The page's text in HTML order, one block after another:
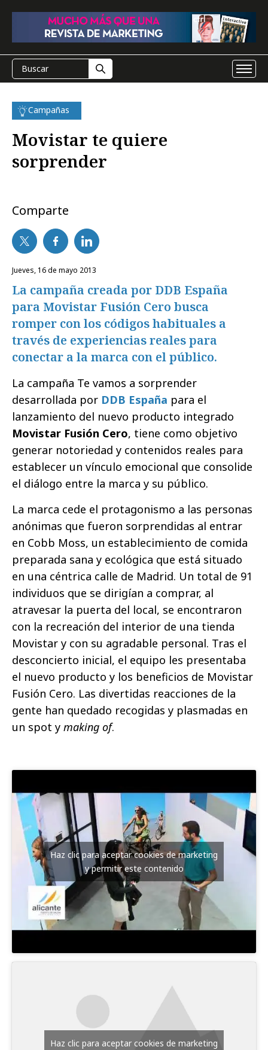
Campañas
Movistar te quiere
sorprender
Comparte
jueves, 16 de mayo 2013
La campaña creada por DDB España
para Movistar Fusión Cero busca
romper con los códigos habituales a
través de experiencias reales para
conectar a la marca con el público.
La campaña Te vamos a sorprender
desarrollada por DDB España para el
lanzamiento del nuevo producto integrado
Movistar Fusión Cero, tiene como objetivo
generar notoriedad y contenidos reales para
establecer un vínculo emocional que consolide
el diálogo entre la marca y su público.
La marca cede el protagonismo a las personas
anónimas que fueron sorprendidas al entrar
en Cobb Moss, un establecimiento de comida
preparada sana y ecológica que está situado
en una céntrica calle de Madrid. Un total de 91
individuos que se dirigían a comprar, al
atravesar la puerta del local, se encontraron
con la recreación del interior de una tienda
Movistar y con su agradable personal. Tras el
desconcierto inicial, el equipo les presentaba
el nuevo producto y los beneficios de Movistar
Fusión Cero. Las divertidas reacciones de la
gente han quedado recogidas y plasmadas en
un spot y making of.
Haz clic para aceptar cookies de marketing
y permitir este contenido
Haz clic para aceptar cookies de marketing